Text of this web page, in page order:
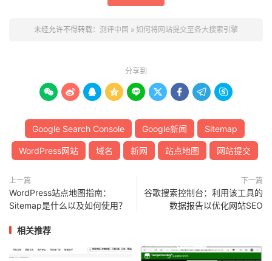
未经允许不得转载： 测评中国 » 如何将网站提交至各大搜索引擎
分享到
        
Google Search Console Google新闻 Sitemap
WordPress网站 域名 新网 站点地图 网站提交
上一篇
WordPress站点地图指南：
Sitemap是什么以及如何使用？
下一篇
谷歌搜索控制台：利用该工具的
数据报告以优化网站SEO
相关推荐